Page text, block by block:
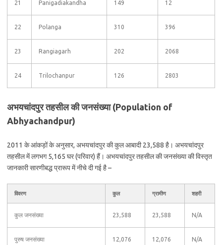
21 Panigadiakandha 149 12
22 Polanga 310 396
23 Rangiagarh 202 2068
24 Trilochanpur 126 2803
अभयचांदपुर तहसील की जनसंख्या (Population of
Abhyachandpur)
2011 के आंकड़ों के अनुसार, अभयचांदपुर की कुल आबादी 23,588 है। अभयचांदपुर
तहसील में लगभग 5,165 घर (परिवार) हैं। अभयचांदपुर तहसील की जनसंख्या की विस्तृत
जानकारी सारणीबद्ध प्रारूप में नीचे दी गई है –
विवरण कुल ग्रामीण शहरी
कुल जनसंख्या 23,588 23,588 N/A
पुरुष जनसंख्या 12,076 12,076 N/A